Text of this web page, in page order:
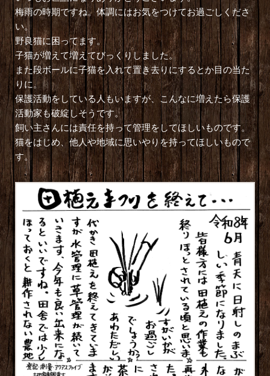
梅雨の時期ですね。体調にはお気をつけてお過ごしくださ
い。
野良猫に困ってます。
子猫が増えて増えてびっくりしました。
また段ボールに子猫を入れて置き去りにするとか目の当た
りに。
保護活動をしている人もいますが、こんなに増えたら保護
活動家も破綻しそうです。
飼い主さんには責任を持って管理をしてほしいものです。
猫をはじめ、他人や地域に思いやりを持ってほしいもので
す。